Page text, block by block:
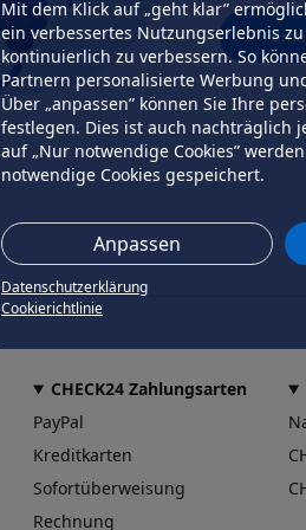
Mit dem Klick auf „geht klar”
ein verbessertes Nutzungserlebnis
kontinuierlich zu verbessern. So
Partnern personalisierte Werbung
Über „anpassen” können Sie Ihre
festlegen. Dies ist auch nachträglich
auf „Nur notwendige Cookies”
notwendige Cookies gespeichert.
Anpassen
Datenschutzerklärung
Cookierichtlinie
CHECK24 Zahlungsarten
PayPal
Kreditkarten
Sofortüberweisung
Rechnung